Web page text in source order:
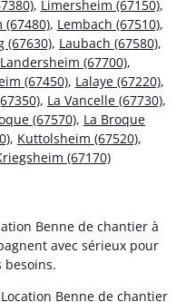
, Limersheim (67150),
(67480), Lembach (67510),
(67630), Laubach (67580),
Landersheim (67700),
(67450), Lalaye (67220),
, La Vancelle (67730),
(67570), La Broque
, Kuttolsheim (67520),
(67170)
Benne de chantier à
avec sérieux pour
besoins.
Benne de chantier